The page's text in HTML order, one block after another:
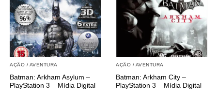
AÇÃO / AVENTURA
Batman: Arkham Asylum –
PlayStation 3 – Mídia Digital
AÇÃO / AVENTURA
Batman: Arkham City –
PlayStation 3 – Mídia Digital